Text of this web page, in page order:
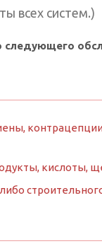
всех систем.)
следующего
кислоты,